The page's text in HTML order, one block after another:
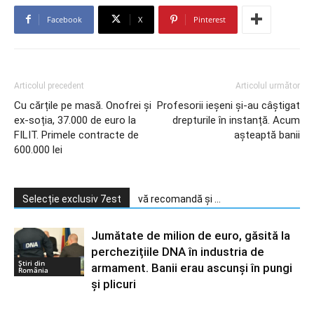
Facebook X Pinterest
Articolul precedent
Cu cărțile pe masă. Onofrei și
ex-soția, 37.000 de euro la
FILIT. Primele contracte de
600.000 lei
Articolul următor
Profesorii ieșeni și-au câștigat
drepturile în instanță. Acum
așteaptă banii
Selecție exclusiv 7est vă recomandă și ...
Știri din
România
Jumătate de milion de euro, găsită la
perchezițiile DNA în industria de
armament. Banii erau ascunși în pungi
și plicuri